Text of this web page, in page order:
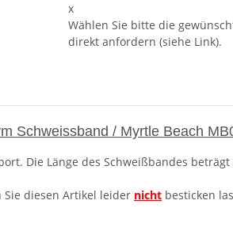
x
Wählen Sie bitte die
direkt anfordern (siehe Link).
Schweissband / Myrtle Beach
Die Länge des Schweißbandes beträgt
diesen Artikel leider nicht besticken